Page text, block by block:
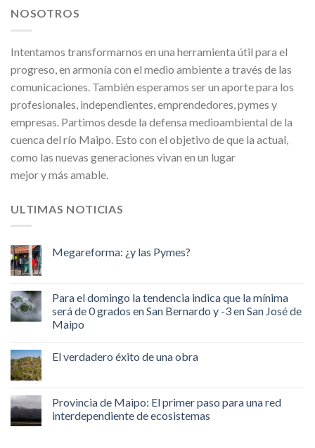
NOSOTROS
Intentamos transformarnos en una herramienta útil para el
progreso, en armonía con el medio ambiente a través de las
comunicaciones. También esperamos ser un aporte para los
profesionales, independientes, emprendedores, pymes y
empresas. Partimos desde la defensa medioambiental de la
cuenca del río Maipo. Esto con el objetivo de que la actual,
como las nuevas generaciones vivan en un lugar
mejor y más amable.
ULTIMAS NOTICIAS
Megareforma: ¿y las Pymes?
Para el domingo la tendencia indica que la mínima
será de 0 grados en San Bernardo y -3 en San José de
Maipo
El verdadero éxito de una obra
Provincia de Maipo: El primer paso para una red
interdependiente de ecosistemas